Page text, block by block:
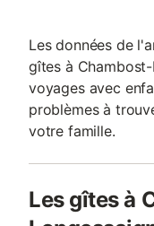
Les données de
gîtes à
voyages avec
problèmes à
votre famille.
Les gîtes à